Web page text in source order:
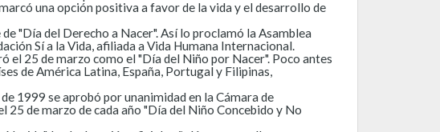
una opción positiva a favor de la vida y el desarrollo de
"Día del Derecho a Nacer". Así lo proclamó la Asamblea
Sí a la Vida, afiliada a Vida Humana Internacional.
el 25 de marzo como el "Día del Niño por Nacer". Poco antes
de América Latina, España, Portugal y Filipinas,
1999 se aprobó por unanimidad en la Cámara de
25 de marzo de cada año "Día del Niño Concebido y No